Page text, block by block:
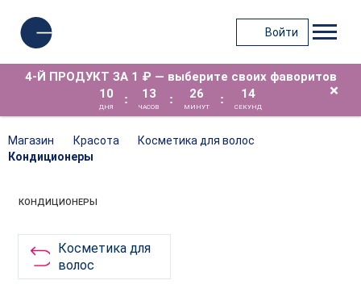
Войти
4-Й ПРОДУКТ ЗА 1 ₽ — выберите своих фаворитов
10
ДНЯ
: 13
ЧАСОВ
: 26
МИНУТ
: 14
СЕКУНД
×
Магазин Красота
Косметика для волос
Кондиционеры
КОНДИЦИОНЕРЫ
Косметика для
волос